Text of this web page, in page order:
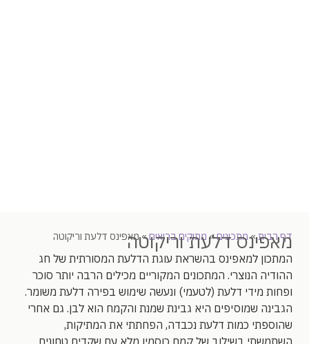
דף הבית»מתכונים» מתוקים בריאים»מאפינס דלעת וריקוטהמאפינס דלעת וריקוטה
המתכון למאפינס בהשראת עוגת הדלעת המסורתית של חג
ההודיה הנוצרי. המתכונים המקוריים מכילים הרבה יותר סוכר
ופחות מידי דלעת (לטעמי) ונעשה שימוש בפירה דלעת משומר.
הגבינה שמוסיפים היא גבינת שמנת והקמח הוא לבן. גם אחרי
שהוספתי כמות דלעת נכבדה, הפחתתי את המתיקות,